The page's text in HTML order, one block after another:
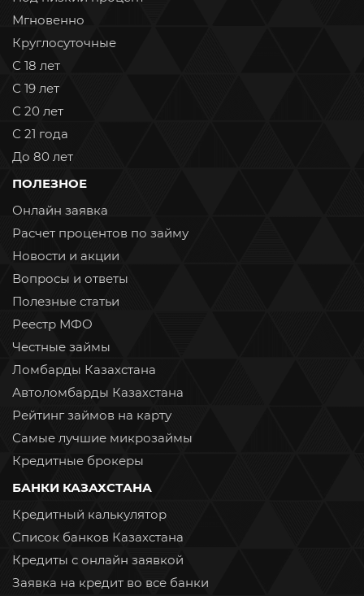
Мгновенно
Круглосуточные
С 18 лет
С 19 лет
С 20 лет
С 21 года
До 80 лет
ПОЛЕЗНОЕ
Онлайн заявка
Расчет процентов по займу
Новости и акции
Вопросы и ответы
Полезные статьи
Реестр МФО
Честные займы
Ломбарды Казахстана
Автоломбарды Казахстана
Рейтинг займов на карту
Самые лучшие микрозаймы
Кредитные брокеры
БАНКИ КАЗАХСТАНА
Кредитный калькулятор
Список банков Казахстана
Кредиты с онлайн заявкой
Заявка на кредит во все банки